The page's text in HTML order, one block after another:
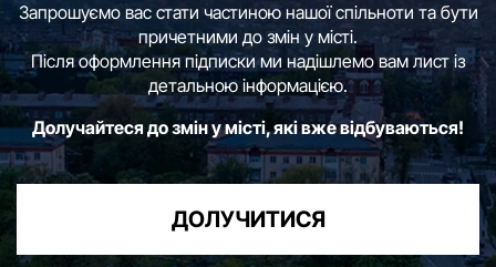
Запрошуємо вас стати частиною нашої спільноти та бути
причетними до змін у місті.
Після оформлення підписки ми надішлемо вам лист із
детальною інформацією.
Долучайтеся до змін у місті, які вже відбуваються!
ДОЛУЧИТИСЯ